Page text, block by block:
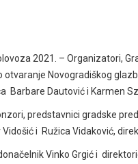
2021. – Organizatori,
Novogradiškog
Barbare Dautović i Karmen
predstavnici gradske
i Ružica Vidaković,
Vinko Grgić i